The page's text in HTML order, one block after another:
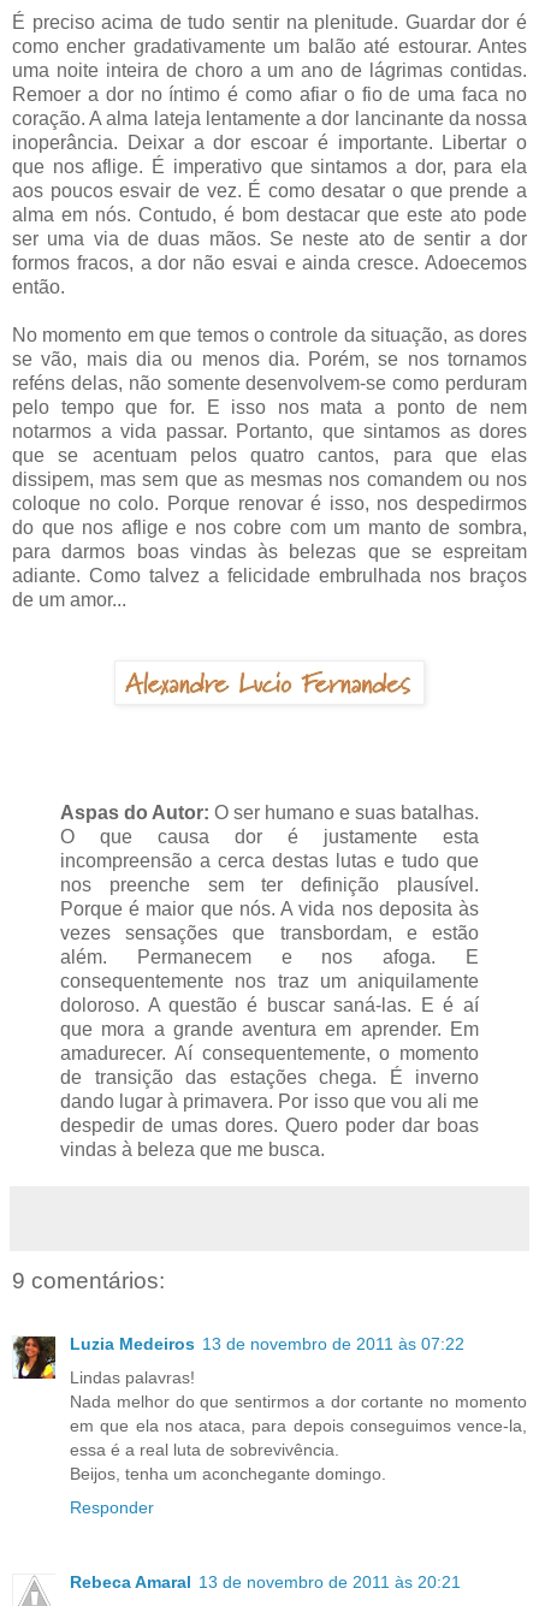
É preciso acima de tudo sentir na plenitude. Guardar dor é
como encher gradativamente um balão até estourar. Antes
uma noite inteira de choro a um ano de lágrimas contidas.
Remoer a dor no íntimo é como afiar o fio de uma faca no
coração. A alma lateja lentamente a dor lancinante da nossa
inoperância. Deixar a dor escoar é importante. Libertar o
que nos aflige. É imperativo que sintamos a dor, para ela
aos poucos esvair de vez. É como desatar o que prende a
alma em nós. Contudo, é bom destacar que este ato pode
ser uma via de duas mãos. Se neste ato de sentir a dor
formos fracos, a dor não esvai e ainda cresce. Adoecemos
então.
No momento em que temos o controle da situação, as dores
se vão, mais dia ou menos dia. Porém, se nos tornamos
reféns delas, não somente desenvolvem-se como perduram
pelo tempo que for. E isso nos mata a ponto de nem
notarmos a vida passar. Portanto, que sintamos as dores
que se acentuam pelos quatro cantos, para que elas
dissipem, mas sem que as mesmas nos comandem ou nos
coloque no colo. Porque renovar é isso, nos despedirmos
do que nos aflige e nos cobre com um manto de sombra,
para darmos boas vindas às belezas que se espreitam
adiante. Como talvez a felicidade embrulhada nos braços
de um amor...
Aspas do Autor: O ser humano e suas batalhas.
O que causa dor é justamente esta
incompreensão a cerca destas lutas e tudo que
nos preenche sem ter definição plausível.
Porque é maior que nós. A vida nos deposita às
vezes sensações que transbordam, e estão
além. Permanecem e nos afoga. E
consequentemente nos traz um aniquilamente
doloroso. A questão é buscar saná-las. E é aí
que mora a grande aventura em aprender. Em
amadurecer. Aí consequentemente, o momento
de transição das estações chega. É inverno
dando lugar à primavera. Por isso que vou ali me
despedir de umas dores. Quero poder dar boas
vindas à beleza que me busca.
9 comentários:
Luzia Medeiros 13 de novembro de 2011 às 07:22
Lindas palavras!
Nada melhor do que sentirmos a dor cortante no momento
em que ela nos ataca, para depois conseguimos vence-la,
essa é a real luta de sobrevivência.
Beijos, tenha um aconchegante domingo.
Responder
Rebeca Amaral 13 de novembro de 2011 às 20:21